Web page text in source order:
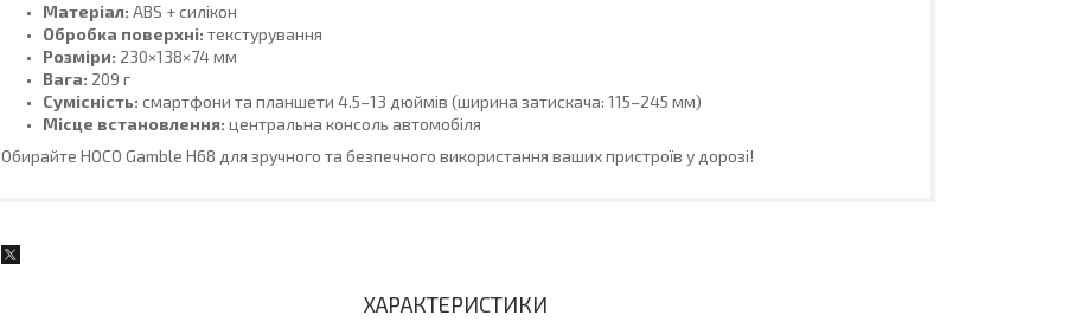
Матеріал: ABS + силікон
Обробка поверхні: текстурування
Розміри: 230×138×74 мм
Вага: 209 г
Сумісність: смартфони та планшети 4.5–13 дюймів (ширина затискача: 115–245 мм)
Місце встановлення: центральна консоль автомобіля
Обирайте HOCO Gamble H68 для зручного та безпечного використання ваших пристроїв у дорозі!
ХАРАКТЕРИСТИКИ